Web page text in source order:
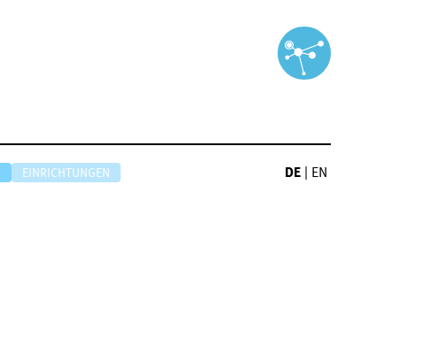
EINRICHTUNGEN DE EN